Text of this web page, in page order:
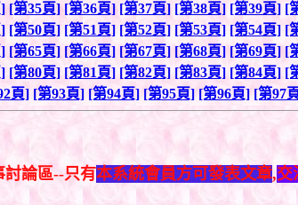
[第35頁] [第36頁] [第37頁] [第38頁] [第39頁] [
[第50頁] [第51頁] [第52頁] [第53頁] [第54頁] [
[第65頁] [第66頁] [第67頁] [第68頁] [第69頁] [
[第80頁] [第81頁] [第82頁] [第83頁] [第84頁] [
頁] [第93頁] [第94頁] [第95頁] [第96頁] [第97
論區--只有本系統會員方可發表文章,交